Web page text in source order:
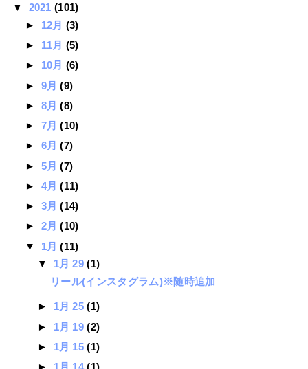
▼ 2021(101)
► 12月 (3)
► 11月 (5)
► 10月 (6)
► 9月(9)
► 8月(8)
► 7月(10)
► 6月(7)
► 5月(7)
► 4月(11)
► 3月(14)
► 2月(10)
▼ 1月(11)
▼ 1月 29(1)
リール(インスタグラム)※随時追加
► 1月 25(1)
► 1月 19(2)
► 1月 15(1)